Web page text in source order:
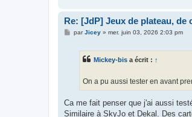
Re: [JdP] Jeux de plateau, de
MparJicey» mer. juin 03, 2026 2:03 pm
Mickey-bis a écrit : ↑
On a pu aussi tester en avant
Ca me fait penser que j'ai aussi
Similaire à SkyJo et Dekal. Des